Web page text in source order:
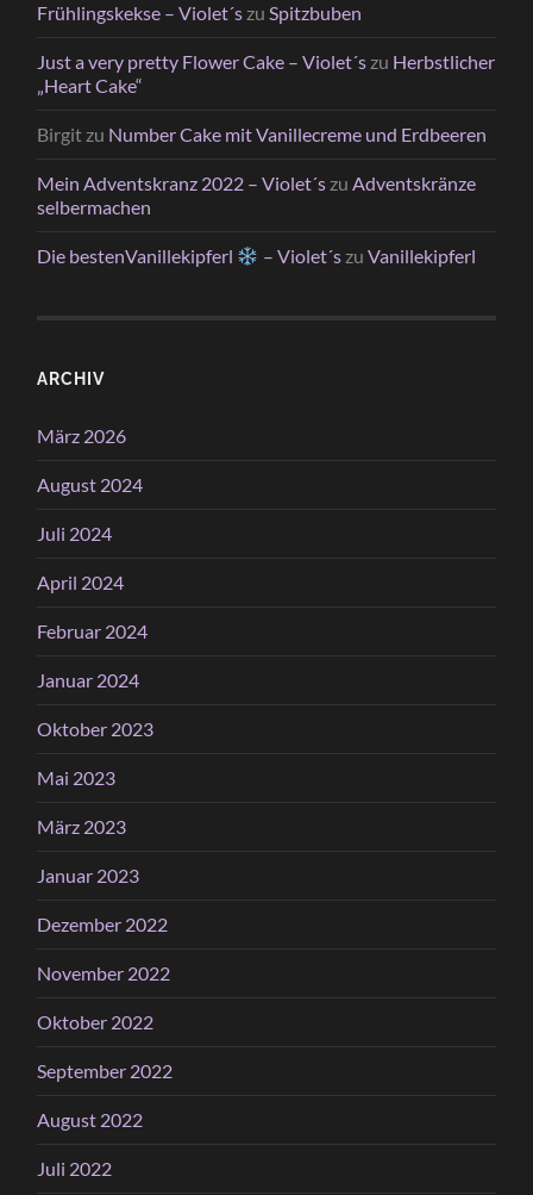
Frühlingskekse – Violet´s zuSpitzbuben
Just a very pretty Flower Cake – Violet´s zu Herbstlicher
„Heart Cake“
Birgit zu Number Cake mit Vanillecreme und Erdbeeren
Mein Adventskranz 2022 – Violet´s zuAdventskränze
selbermachen
Die bestenVanillekipferl – Violet´szu Vanillekipferl
ARCHIV
März 2026
August 2024
Juli 2024
April 2024
Februar 2024
Januar 2024
Oktober 2023
Mai 2023
März 2023
Januar 2023
Dezember 2022
November 2022
Oktober 2022
September 2022
August 2022
Juli 2022